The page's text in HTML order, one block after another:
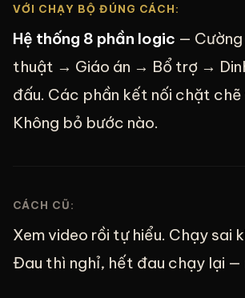
VỚI CHẠY BỘ ĐÚNG CÁCH:
Hệ thống 8 phần logic —
thuật → Giáo án → Bổ trợ →
đấu. Các phần kết nối chặt chẽ
Không bỏ bước nào.
CÁCH CŨ:
Xem video rồi tự hiểu. Chạy sai
Đau thì nghỉ, hết đau chạy lại —